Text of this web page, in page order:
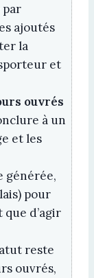
par
ajoutés
la
et
ouvrés
à un
et les
générée,
pour
d’agir
reste
ouvrés,